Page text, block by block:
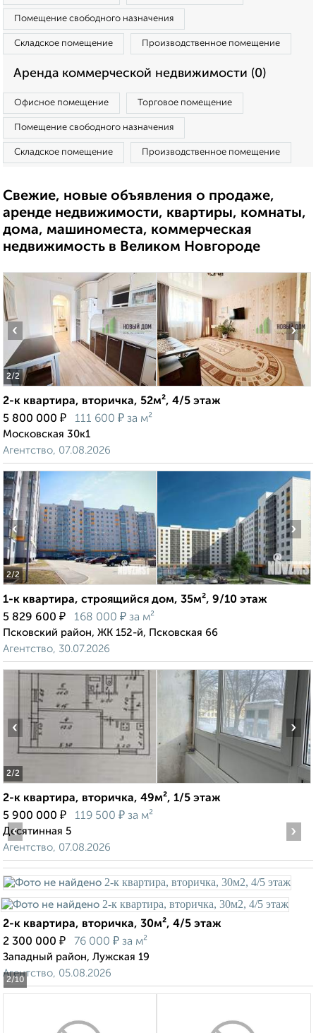
Помещение свободного назначения
Складское помещение Производственное помещение
Аренда коммерческой недвижимости (0)
Офисное помещение Торговое помещение
Помещение свободного назначения
Складское помещение Производственное помещение
Свежие, новые объявления о продаже,
аренде недвижимости, квартиры, комнаты,
дома, машиноместа, коммерческая
недвижимость в Великом Новгороде
2/2
‹ ›
2-к квартира, вторичка, 52м², 4/5 этаж
5 800 000 ₽ 111 600 ₽ за м²
Московская 30к1
Агентство, 07.08.2026
2/2
‹ ›
1-к квартира, строящийся дом, 35м², 9/10 этаж
5 829 600 ₽ 168 000 ₽ за м²
Псковский район, ЖК 152-й, Псковская 66
Агентство, 30.07.2026
2/2
‹ ›
2-к квартира, вторичка, 49м², 1/5 этаж
5 900 000 ₽ 119 500 ₽ за м²
Десятинная 5
Агентство, 07.08.2026
2/10
‹ ›
2-к квартира, вторичка, 30м², 4/5 этаж
2 300 000 ₽ 76 000 ₽ за м²
Западный район, Лужская 19
Агентство, 05.08.2026